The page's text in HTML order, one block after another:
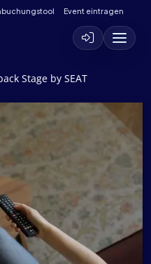
Event eintragen
Stage by SEAT